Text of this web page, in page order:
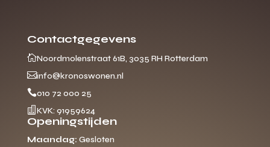
Contactgegevens
Noordmolenstraat 61B, 3035 RH Rotterdam
info@kronoswonen.nl
010 72 000 25
 KVK: 91959624
Openingstijden
Maandag: Gesloten